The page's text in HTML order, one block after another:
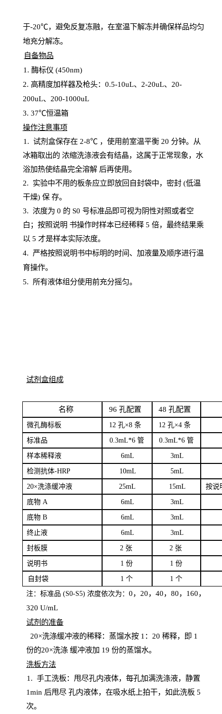
于-20℃，避免反复冻融，在室温下解冻并确保样品均匀
地充分解冻。
自备物品
1 . 酶标仪 (450nm)
2. 高精度加样器及枪头： 0.5-10uL、 2-20uL、 20-
200uL、 200-1000uL
3. 37℃恒温箱
操作注意事项
1. 试剂盒保存在 2-8℃ ，使用前室温平衡 20 分钟。从
冰箱取出的 浓缩洗涤液会有结晶，这属于正常现象，水
浴加热使结晶完全溶解 后再使用。
2. 实验中不用的板条应立即放回自封袋中，密封(低温
干燥) 保 存。
3. 浓度为 0 的 S0 号标准品即可视为阴性对照或者空
白；按照说明 书操作时样本已经稀释5 倍，最终结果乘
以 5 才是样本实际浓度。
4. 严格按照说明书中标明的时间、加液量及顺序进行温
育操作。
5. 所有液体组分使用前充分摇匀。
试剂盒组成
名称 96 孔配置 48 孔配置
微孔酶标板 12 孔×8 条 12 孔×4 条
标准品 0.3mL*6 管 0.3mL*6 管
样本稀释液 6mL 3mL
检测抗体-HRP 10mL 5mL
20×洗涤缓冲液 25mL 15mL 按说
底物A 6mL 3mL
底物B 6mL 3mL
终止液 6mL 3mL
封板膜 2 张 2 张
说明书 1 份 1 份
自封袋 1 个 1 个
注：标准品 (S0-S5) 浓度依次为： 0，20，40，80，160，
320 U/mL
试剂的准备
20×洗涤缓冲液的稀释：蒸馏水按 1：20 稀释，即 1
份的20×洗涤 缓冲液加 19 份的蒸馏水。
洗板方法
1. 手工洗板：甩尽孔内液体，每孔加满洗涤液，静置
1min 后甩尽 孔内液体，在吸水纸上拍干，如此洗板 5
次。